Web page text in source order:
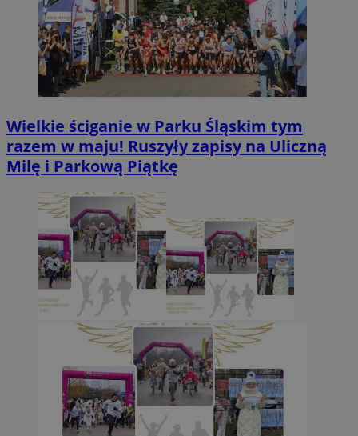
Wielkie ściganie w Parku Śląskim tym
razem w maju! Ruszyły zapisy na Uliczną
Milę i Parkową Piątkę